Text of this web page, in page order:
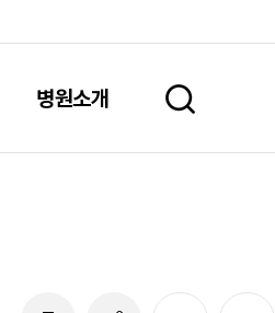
병원소개